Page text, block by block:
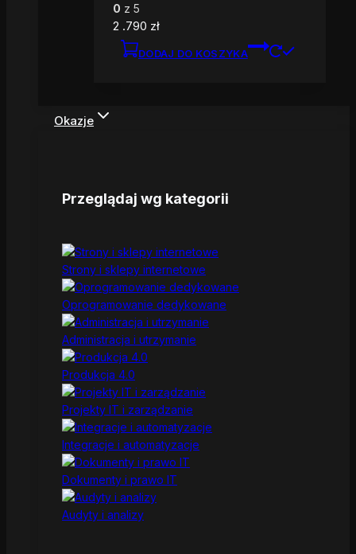
0 z 5
2 .790 zł
DODAJ DO KOSZYKA
Okazje
Przeglądaj wg kategorii
Strony i sklepy internetowe
Oprogramowanie dedykowane
Administracja i utrzymanie
Produkcja 4.0
Projekty IT i zarządzanie
Integracje i automatyzacje
Dokumenty i prawo IT
Audyty i analizy